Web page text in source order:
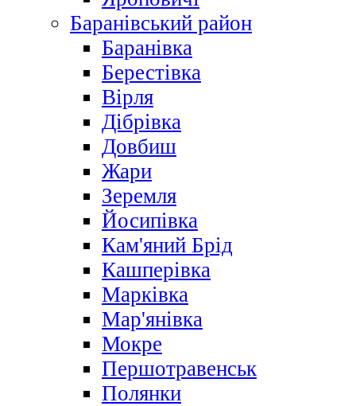
Баранівський район
Баранівка
Берестівка
Вірля
Дібрівка
Довбиш
Жари
Зеремля
Йосипівка
Кам'яний Брід
Кашперівка
Марківка
Мар'янівка
Мокре
Першотравенськ
Полянки